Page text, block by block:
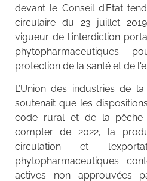
devant le Conseil d’Etat
circulaire du 23 juillet
vigueur de l'interdiction
phytopharmaceutiques
protection de la santé et de
L’Union des industries de
soutenait que les
code rural et de la pêche
compter de 2022, la
circulation et
phytopharmaceutiques
actives non approuvées